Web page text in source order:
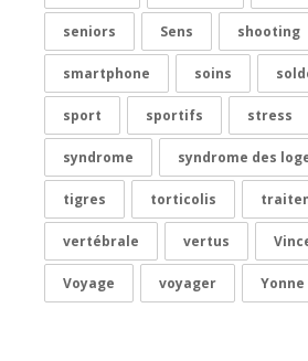
seniors Sens shooting
smartphone soins
sport sportifs stress
syndrome syndrome des
tigres torticolis
vertébrale vertus
Voyage voyager Yonne